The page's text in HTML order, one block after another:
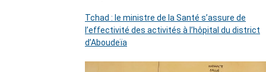
Tchad : le ministre de la Santé s’assure de
l’effectivité des activités à l’hôpital du district
d’Aboudeïa